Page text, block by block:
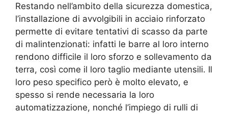
Restando nell’ambito della sicurezza domestica,
l’installazione di avvolgibili in acciaio rinforzato
permette di evitare tentativi di scasso da parte
di malintenzionati: infatti le barre al loro interno
rendono difficile il loro sforzo e sollevamento da
terra, così come il loro taglio mediante utensili. Il
loro peso specifico però è molto elevato, e
spesso si rende necessaria la loro
automatizzazione, nonché l’impiego di rulli di